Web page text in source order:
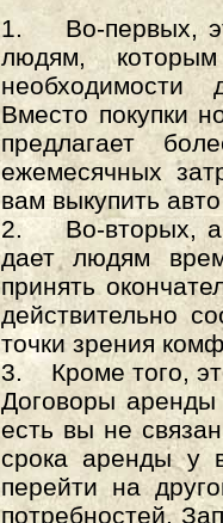
1. Во-первых,
людям,
необходимости
Вместо покупки
предлагает
ежемесячных
вам выкупить
2. Во-вторых,
дает людям
принять
действительно
точки зрения
3. Кроме того,
Договоры
есть вы не
срока аренды у
перейти на
потребностей.